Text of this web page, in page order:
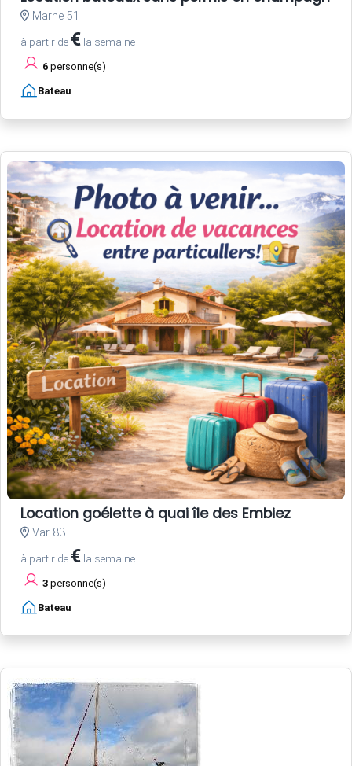
Marne 51
à partir de € la semaine
6 personne(s)
Bateau
Location goélette à quai île des Embiez
Var 83
à partir de € la semaine
3 personne(s)
Bateau